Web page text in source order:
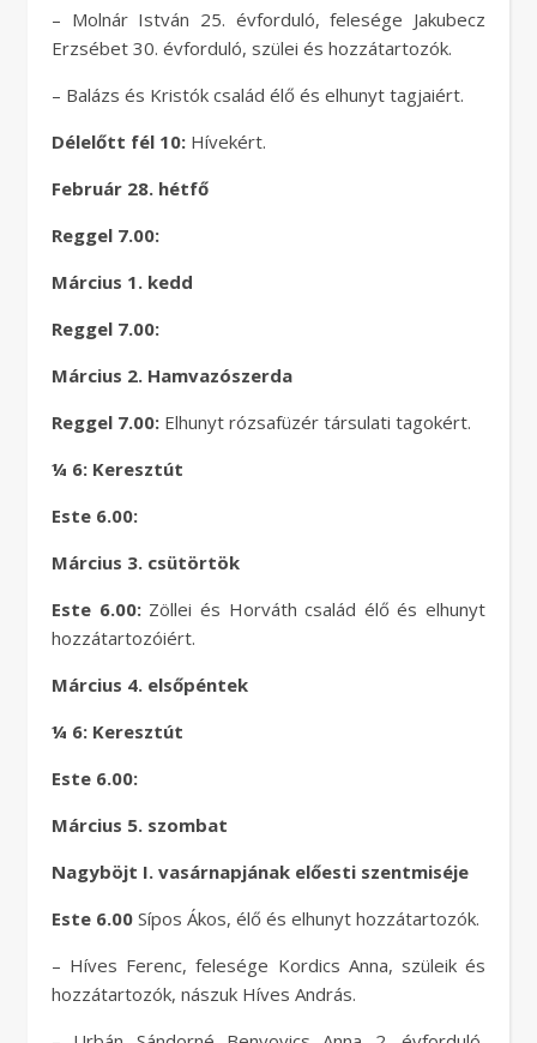
– Molnár István 25. évforduló, felesége Jakubecz
Erzsébet 30. évforduló, szülei és hozzátartozók.
– Balázs és Kristók család élő és elhunyt tagjaiért.
Délelőtt fél 10: Hívekért.
Február 28. hétfő
Reggel 7.00:
Március 1. kedd
Reggel 7.00:
Március 2. Hamvazószerda
Reggel 7.00: Elhunyt rózsafüzér társulati tagokért.
¼ 6: Keresztút
Este 6.00:
Március 3. csütörtök ­
Este 6.00:Zöllei és Horváth család élő és elhunyt
hozzátartozóiért.
Március 4. elsőpéntek
¼ 6: Keresztút
Este 6.00:
Március 5. szombat
Nagyböjt I. vasárnapjának előesti szentmiséje
Este 6.00 Sípos Ákos, élő és elhunyt hozzátartozók.
– Híves Ferenc, felesége Kordics Anna, szüleik és
hozzátartozók, nászuk Híves András.